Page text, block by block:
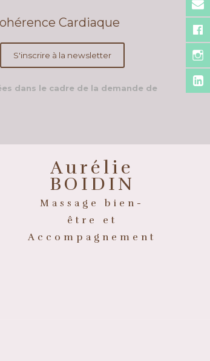
Cardiaque
dans le cadre de la demande de
Aurélie
BOIDIN
Massage bien-
être et
Accompagnement